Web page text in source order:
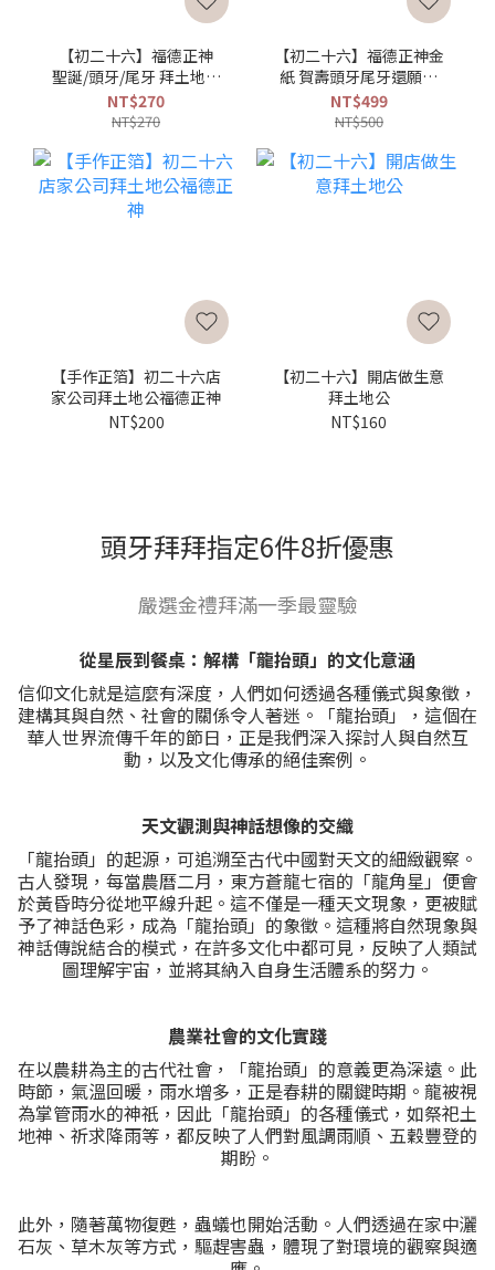
【初二十六】福德正神
聖誕/頭牙/尾牙 拜土地公
正錫箔金紙
NT$270
NT$270
【初二十六】福德正神金
紙 賀壽頭牙尾牙還願推
薦
NT$499
NT$500
【手作正箔】初二十六店
家公司拜土地公福德正神
NT$200
【初二十六】開店做生意
拜土地公
NT$160
頭牙拜拜指定6件8折優惠
嚴選金禮拜滿一季最靈驗
從星辰到餐桌：解構「龍抬頭」的文化意涵
信仰文化就是這麼有深度，人們如何透過各種儀式與象徵，
建構其與自然、社會的關係令人著迷。「龍抬頭」，這個在
華人世界流傳千年的節日，正是我們深入探討人與自然互
動，以及文化傳承的絕佳案例。
天文觀測與神話想像的交織
「龍抬頭」的起源，可追溯至古代中國對天文的細緻觀察。
古人發現，每當農曆二月，東方蒼龍七宿的「龍角星」便會
於黃昏時分從地平線升起。這不僅是一種天文現象，更被賦
予了神話色彩，成為「龍抬頭」的象徵。這種將自然現象與
神話傳說結合的模式，在許多文化中都可見，反映了人類試
圖理解宇宙，並將其納入自身生活體系的努力。
農業社會的文化實踐
在以農耕為主的古代社會，「龍抬頭」的意義更為深遠。此
時節，氣溫回暖，雨水增多，正是春耕的關鍵時期。龍被視
為掌管雨水的神祇，因此「龍抬頭」的各種儀式，如祭祀土
地神、祈求降雨等，都反映了人們對風調雨順、五穀豐登的
期盼。
此外，隨著萬物復甦，蟲蟻也開始活動。人們透過在家中灑
石灰、草木灰等方式，驅趕害蟲，體現了對環境的觀察與適